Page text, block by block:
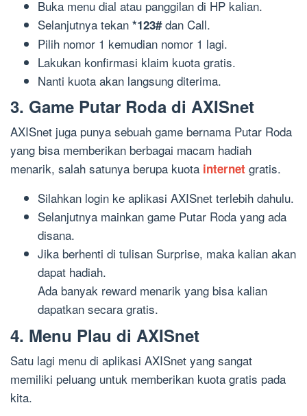
Buka menu dial atau panggilan di HP kalian.
Selanjutnya tekan *123#dan Call.
Pilih nomor 1 kemudian nomor 1 lagi.
Lakukan konfirmasi klaim kuota gratis.
Nanti kuota akan langsung diterima.
3. Game Putar Roda di AXISnet
AXISnet juga punya sebuah game bernama Putar Roda
yang bisa memberikan berbagai macam hadiah
menarik, salah satunya berupa kuota internet gratis.
Silahkan login ke aplikasi AXISnet terlebih dahulu.
Selanjutnya mainkan game Putar Roda yang ada
disana.
Jika berhenti di tulisan Surprise, maka kalian akan
dapat hadiah.
Ada banyak reward menarik yang bisa kalian
dapatkan secara gratis.
4. Menu Plau di AXISnet
Satu lagi menu di aplikasi AXISnet yang sangat
memiliki peluang untuk memberikan kuota gratis pada
kita.